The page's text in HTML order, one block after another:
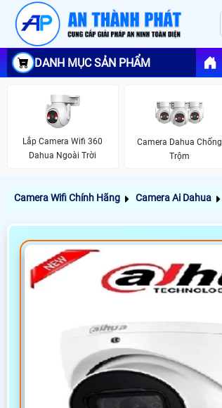
DANH MỤC SẢN PHẨM
Lắp Camera Wifi 360
Dahua Ngoài Trời
Camera Dahua Chống
Trộm
Camera Wifi Chính Hãng Camera Ai Dahua